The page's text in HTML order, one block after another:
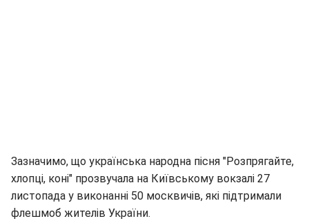
Зазначимо, що українська народна пісня "Розпрягайте,
хлопці, коні" прозвучала на Київському вокзалі 27
листопада у виконанні 50 москвичів, які підтримали
флешмоб жителів України.